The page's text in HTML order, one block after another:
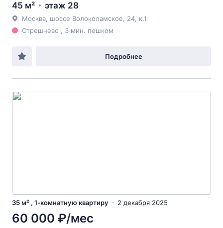
45 м² этаж 28
Москва, шоссе Волоколамское, 24, к.1
Стрешнево , 3 мин. пешком
Подробнее
35 м² , 1-комнатную квартиру 2 декабря 2025
60 000 ₽/мес